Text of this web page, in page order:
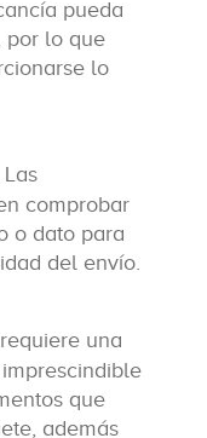
pueda
por lo que
lo
Las
comprobar
o dato para
del envío.
una
que
además